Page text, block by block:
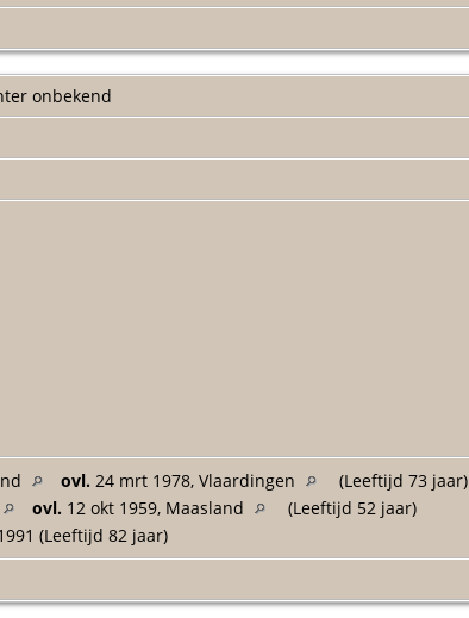
onbekend
ovl. 24 mrt 1978, Vlaardingen
(Leeftijd 73 jaar)
ovl. 12 okt 1959, Maasland
(Leeftijd 52 jaar)
(Leeftijd 82 jaar)